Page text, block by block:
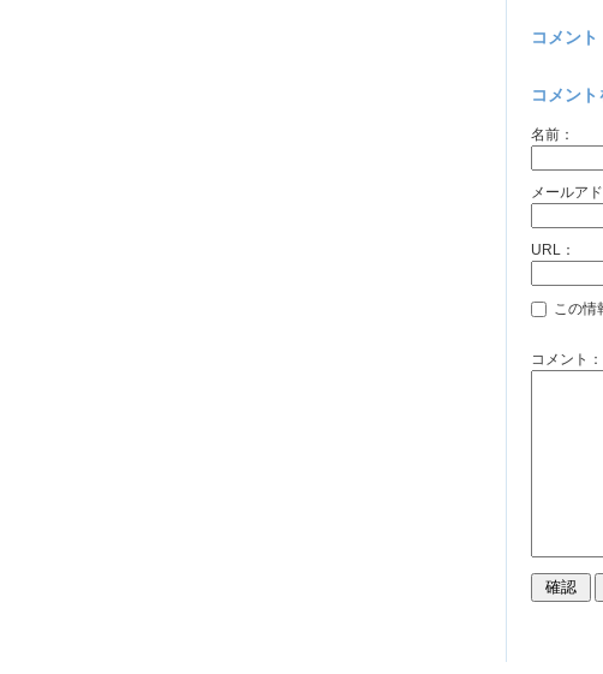
コメント
コメン
名前：
メールア
URL：
この情
コメント：